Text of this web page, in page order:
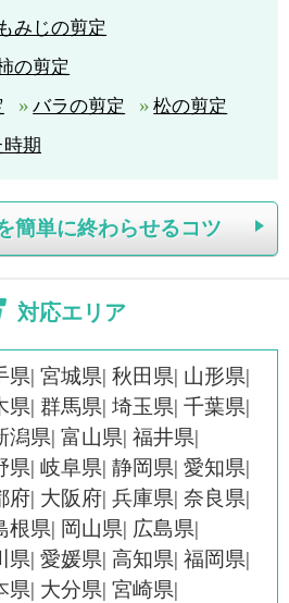
もみじの剪定
の剪定
バラの剪定
松の剪定
期
簡単に終わらせるコツ
対応エリア
県 宮城県 秋田県 山形県
県 群馬県 埼玉県 千葉県
潟県 富山県 福井県
県 岐阜県 静岡県 愛知県
府 大阪府 兵庫県 奈良県
根県 岡山県 広島県
県 愛媛県 高知県 福岡県
県 大分県 宮崎県